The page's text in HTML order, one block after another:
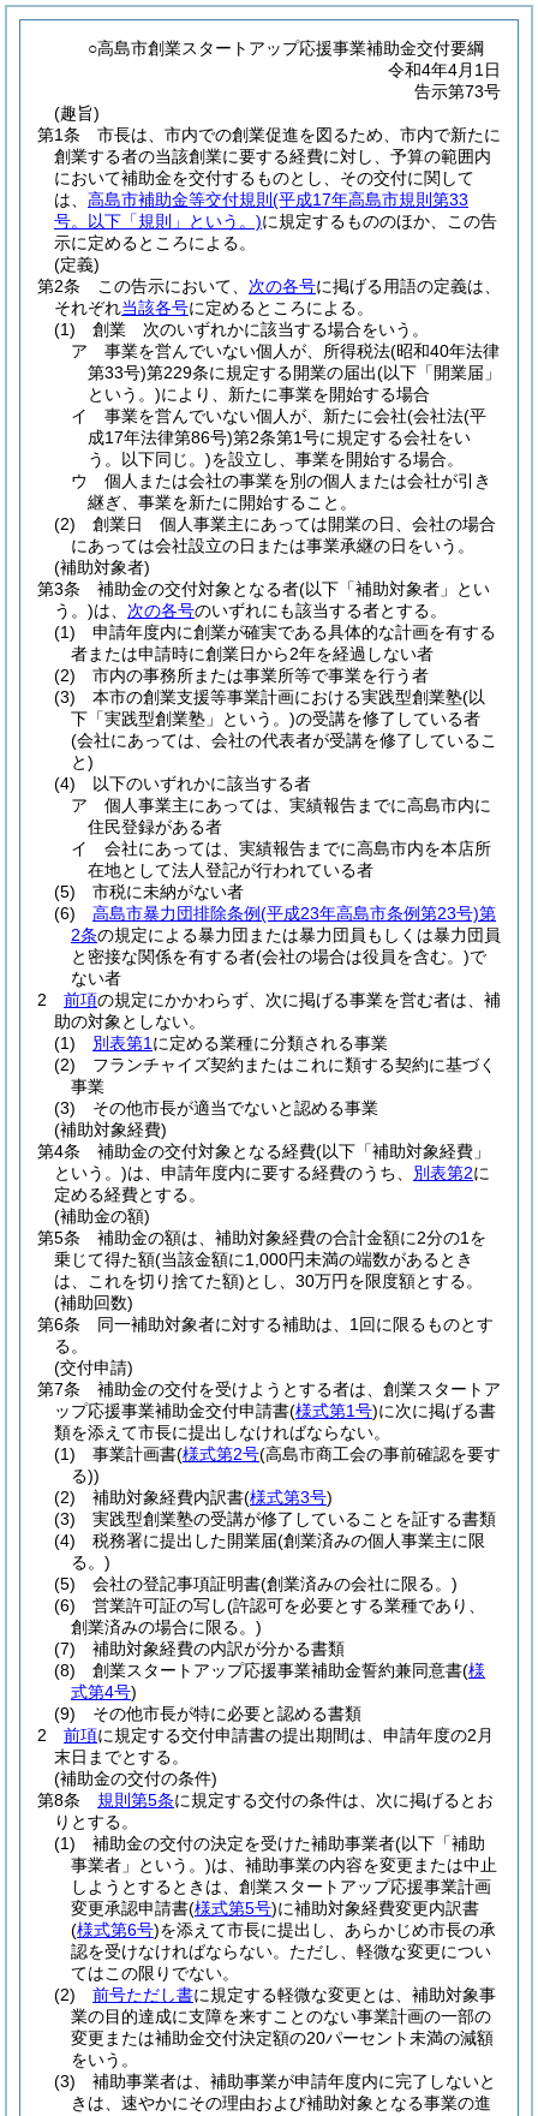
○高島市創業スタートアップ応援事業補助金交付要綱
令和4年4月1日
告示第73号
(趣旨)
第1条
市長は、市内での創業促進を図るため、市内で新たに
創業する者の当該創業に要する経費に対し、予算の範囲内
において補助金を交付するものとし、その交付に関して
は、 高島市補助金等交付規則 (平成17年高島市規則第33
号。以下「規則」という。)に規定するもののほか、この告
示に定めるところによる。
(定義)
第2条
この告示において、 次の各号に掲げる用語の定義は、
それぞれ当該各号に定めるところによる。
(1)
創業 次のいずれかに該当する場合をいう。
ア
事業を営んでいない個人が、所得税法(昭和40年法律
第33号)第229条に規定する開業の届出(以下「開業届」
という。)により、新たに事業を開始する場合
イ
事業を営んでいない個人が、新たに会社(会社法(平
成17年法律第86号)第2条第1号に規定する会社をい
う。以下同じ。)を設立し、事業を開始する場合。
ウ
個人または会社の事業を別の個人または会社が引き
継ぎ、事業を新たに開始すること。
(2)
創業日 個人事業主にあっては開業の日、会社の場合
にあっては会社設立の日または事業承継の日をいう。
(補助対象者)
第3条
補助金の交付対象となる者(以下「補助対象者」とい
う。)は、 次の各号のいずれにも該当する者とする。
(1)
申請年度内に創業が確実である具体的な計画を有する
者または申請時に創業日から2年を経過しない者
(2)
市内の事務所または事業所等で事業を行う者
(3)
本市の創業支援等事業計画における実践型創業塾(以
下「実践型創業塾」という。)の受講を修了している者
(会社にあっては、会社の代表者が受講を修了しているこ
と)
(4)
以下のいずれかに該当する者
ア
個人事業主にあっては、実績報告までに高島市内に
住民登録がある者
イ
会社にあっては、実績報告までに高島市内を本店所
在地として法人登記が行われている者
(5)
市税に未納がない者
(6)
高島市暴力団排除条例(平成23年高島市条例第23号)第
2条の規定による暴力団または暴力団員もしくは暴力団員
と密接な関係を有する者(会社の場合は役員を含む。)で
ない者
2
前項の規定にかかわらず、次に掲げる事業を営む者は、補
助の対象としない。
(1)
別表第1 に定める業種に分類される事業
(2)
フランチャイズ契約またはこれに類する契約に基づく
事業
(3)
その他市長が適当でないと認める事業
(補助対象経費)
第4条
補助金の交付対象となる経費(以下「補助対象経費」
という。)は、申請年度内に要する経費のうち、 別表第2に
定める経費とする。
(補助金の額)
第5条
補助金の額は、補助対象経費の合計金額に2分の1を
乗じて得た額(当該金額に1,000円未満の端数があるとき
は、これを切り捨てた額)とし、30万円を限度額とする。
(補助回数)
第6条
同一補助対象者に対する補助は、1回に限るものとす
る。
(交付申請)
第7条
補助金の交付を受けようとする者は、創業スタートア
ップ応援事業補助金交付申請書(様式第1号)に次に掲げる書
類を添えて市長に提出しなければならない。
(1)
事業計画書(様式第2号(高島市商工会の事前確認を要す
る))
(2)
補助対象経費内訳書(様式第3号)
(3)
実践型創業塾の受講が修了していることを証する書類
(4)
税務署に提出した開業届(創業済みの個人事業主に限
る。)
(5)
会社の登記事項証明書(創業済みの会社に限る。)
(6)
営業許可証の写し(許認可を必要とする業種であり、
創業済みの場合に限る。)
(7)
補助対象経費の内訳が分かる書類
(8)
創業スタートアップ応援事業補助金誓約兼同意書(様
式第4号)
(9)
その他市長が特に必要と認める書類
2
前項に規定する交付申請書の提出期間は、申請年度の2月
末日までとする。
(補助金の交付の条件)
第8条
規則第5条に規定する交付の条件は、次に掲げるとお
りとする。
(1)
補助金の交付の決定を受けた補助事業者(以下「補助
事業者」という。)は、補助事業の内容を変更または中止
しようとするときは、創業スタートアップ応援事業計画
変更承認申請書(様式第5号)に補助対象経費変更内訳書
(様式第6号)を添えて市長に提出し、あらかじめ市長の承
認を受けなければならない。 ただし、軽微な変更につい
てはこの限りでない。
(2)
前号ただし書に規定する軽微な変更とは、補助対象事
業の目的達成に支障を来すことのない事業計画の一部の
変更または補助金交付決定額の20パーセント未満の減額
をいう。
(3)
補助事業者は、補助事業が申請年度内に完了しないと
きは、速やかにその理由および補助対象となる事業の進